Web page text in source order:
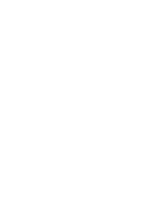
que la Diputación de
15 municipios del
que en muchos
uno de estos
turno de Algatocín,
relevos.La
enfrentarán a un
desnivel. La salida
Alameda de
para cruzar la meta